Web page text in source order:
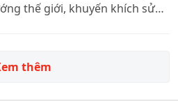
thế giới, khuyến khích sử
thực hiện trích lập và không
dầu đối với tất cả các mặt
thêm